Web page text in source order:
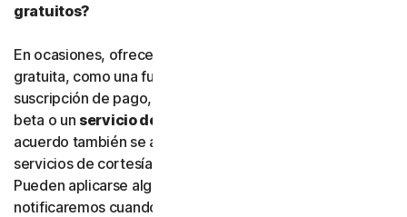
gratuitos?
En ocasiones, ofrecemos software y servicios de forma
gratuita, como una función adicional dentro de una
suscripción de pago, una versión preliminar, software
beta o un servicio de cortesía
acuerdo también se aplican al
servicios de cortesía, salvo que indiquemos lo contrario.
Pueden aplicarse algunas limitaciones, y se las
notificaremos cuando pongamos a su disposición el